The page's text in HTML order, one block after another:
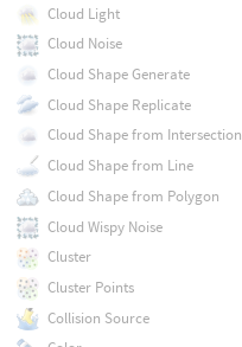
Cloud Light
Cloud Noise
Cloud Shape Generate
Cloud Shape Replicate
Cloud Shape from Intersection
Cloud Shape from Line
Cloud Shape from Polygon
Cloud Wispy Noise
Cluster
Cluster Points
Collision Source